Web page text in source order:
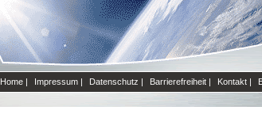
Home | Impressum | Datenschutz | Barrierefreiheit | Kontakt |